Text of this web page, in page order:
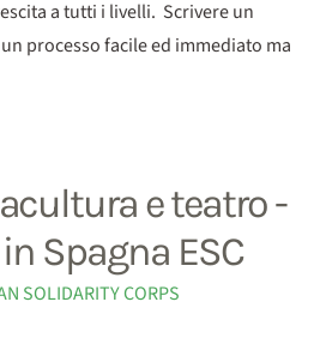
a tutti i livelli. Scrivere un
processo facile ed immediato ma
e teatro -
Spagna ESC